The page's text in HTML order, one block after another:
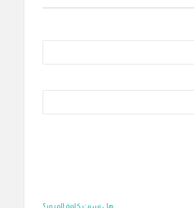
هل نسيت كلمة المرور؟